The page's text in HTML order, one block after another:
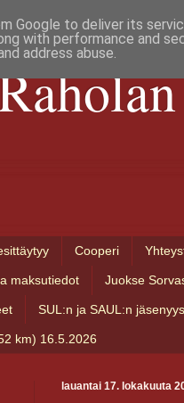
Cooperi
maksutiedot Juokse
SUL:n ja SAUL:n jäsenyys
km) 16.5.2026
lauantai 17. lokakuuta
Google to deliver its
with performance and
address abuse.